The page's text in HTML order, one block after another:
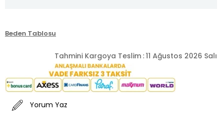
Beden Tablosu
Tahmini Kargoya Teslim :11 Ağustos 2026 Salı
Yorum Yaz